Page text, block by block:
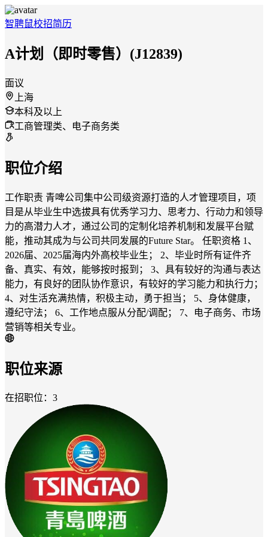
智聘鼠校招简历
A计划（即时零售）(J12839)
面议
上海
本科及以上
工商管理类、电子商务类
职位介绍
工作职责 青啤公司集中公司级资源打造的人才管理项目，项
目是从毕业生中选拔具有优秀学习力、思考力、行动力和领导
力的高潜力人才，通过公司的定制化培养机制和发展平台赋
能，推动其成为与公司共同发展的Future Star。 任职资格 1、
2026届、2025届海内外高校毕业生； 2、毕业时所有证件齐
备、真实、有效，能够按时报到； 3、具有较好的沟通与表达
能力，有良好的团队协作意识，有较好的学习能力和执行力；
4、对生活充满热情，积极主动，勇于担当； 5、身体健康，
遵纪守法； 6、工作地点服从分配/调配； 7、电子商务、市场
营销等相关专业。
职位来源
在招职位：3